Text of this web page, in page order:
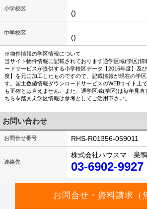
小学校区
()
中学校区
()
※物件情報の学区情報について
当サイト物件情報に記載されております通学区域(学区)情
ードサービスが提供する小学校区データ【2016年度】及
度】を元に加工したものですので、記載情報が現在の学
す。国土数値情報ダウンロードサービスのWEBサイト上
も正確とは言えません。また、通学区域(学区)は毎年見
ちらを踏まえ学区情報は参考としてご活用下さい。
お問い合わせ
お問合せ番号 RHS-R01356-059011
連絡先
株式会社ハウスマ 巣
03-6902-9927